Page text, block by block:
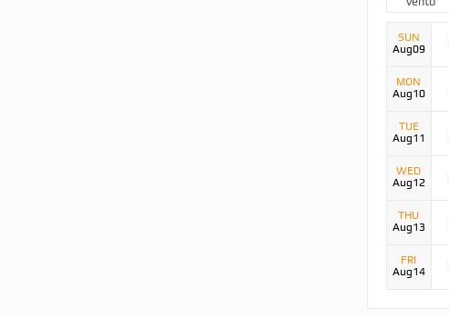
SUN
Aug09
MON
Aug10
TUE
Aug11
WED
Aug12
THU
Aug13
FRI
Aug14